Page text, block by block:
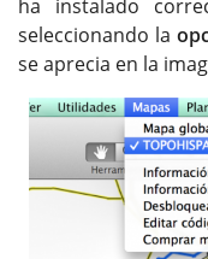
ha instalado
seleccionando la
se aprecia en la